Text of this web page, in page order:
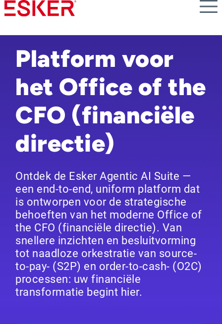
Skip
to
content
Platform voor
het Office of the
CFO (financiële
directie)
Ontdek de Esker Agentic AI Suite —
een end-to-end, uniform platform dat
is ontworpen voor de strategische
behoeften van het moderne Office of
the CFO (financiële directie). Van
snellere inzichten en besluitvorming
tot naadloze orkestratie van source-
to-pay- (S2P) en order-to-cash- (O2C)
processen: uw financiële
transformatie begint hier.